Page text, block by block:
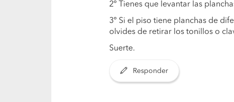
2º Tienes que levantar las
3º Si el piso tiene planchas de
olvides de retirar los tonillos o
Suerte.
Responder